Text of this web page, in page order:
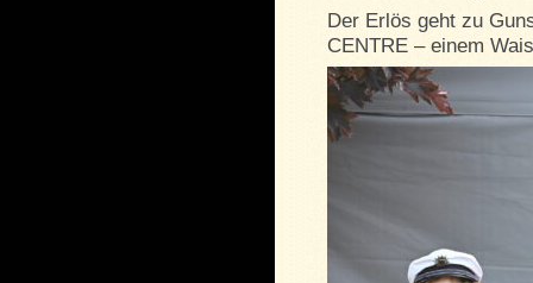
Der Erlös geht zu
CENTRE – einem